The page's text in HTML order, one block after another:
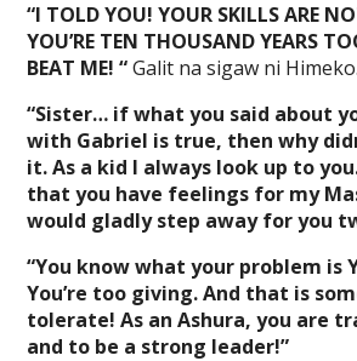
“I TOLD YOU! YOUR SKILLS ARE
YOU’RE TEN THOUSAND YEARS
BEAT ME! “Galit na sigaw ni Himeko.
“Sister… if what you said about
with Gabriel is true, then why
it. As a kid I always look up to
that you have feelings for my
would gladly step away for you
“You know what your problem is
You’re too giving. And that is
tolerate! As an Ashura, you are
and to be a strong leader!”